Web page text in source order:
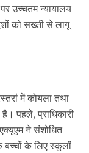
उच्चतम न्यायालय
को सख्ती से लागू
में कोयला तथा
पहले, प्राधिकारी
ने संशोधित
बच्चों के लिए स्कूलों